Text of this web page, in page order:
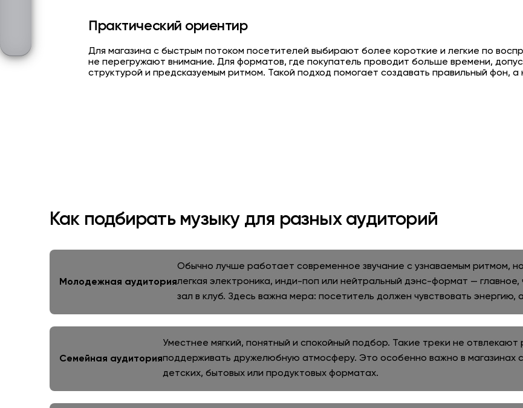
Практический ориентир
Для магазина с быстрым потоком посетителей выбирают более короткие и легкие по
не перегружают внимание. Для форматов, где покупатель проводит больше времени,
структурой и предсказуемым ритмом. Такой подход помогает создавать правильный фон, а
Как подбирать музыку для разных аудиторий
Молодежная аудитория
Обычно лучше работает современное звучание с узнаваемым ритмом,
легкая электроника, инди-поп или нейтральный дэнс-формат —
зал в клуб. Здесь важна мера: посетитель должен чувствовать энергию,
Семейная аудитория
Уместнее мягкий, понятный и спокойный подбор. Такие треки не
поддерживать дружелюбную атмосферу. Это особенно важно в магазинах
детских, бытовых или продуктовых форматах.